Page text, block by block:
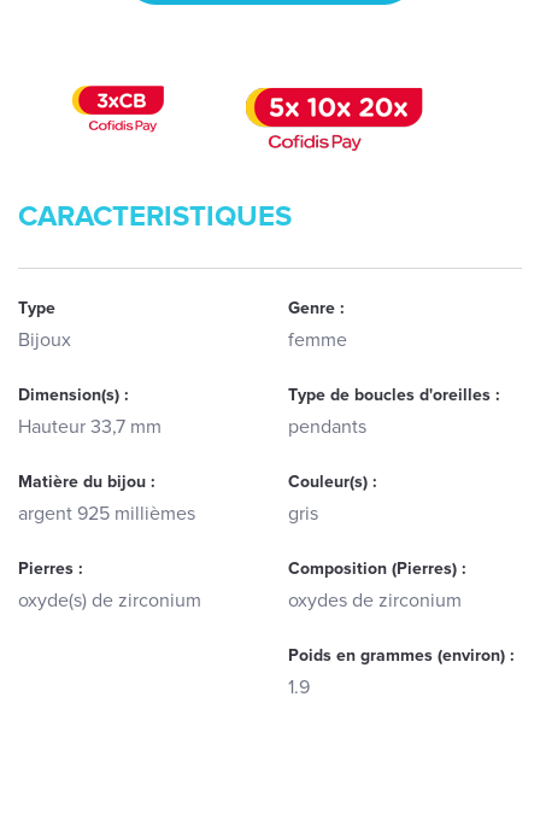
CARACTERISTIQUES
Type
Bijoux
Genre :
femme
Dimension(s) :
Hauteur 33,7 mm
Type de boucles d'oreilles :
pendants
Matière du bijou :
argent 925 millièmes
Couleur(s) :
gris
Pierres :
oxyde(s) de zirconium
Composition (Pierres) :
oxydes de zirconium
Poids en grammes (environ) :
1.9